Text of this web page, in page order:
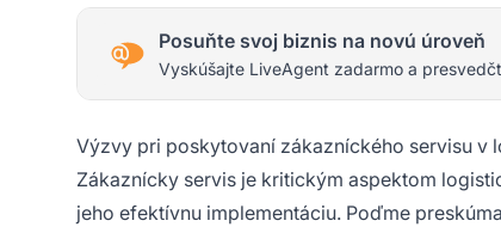
Posuňte svoj biznis na novú úroveň
Vyskúšajte LiveAgent zadarmo a
Výzvy pri poskytovaní zákazníckého servisu v
Zákaznícky servis je kritickým aspektom
jeho efektívnu implementáciu. Poďme